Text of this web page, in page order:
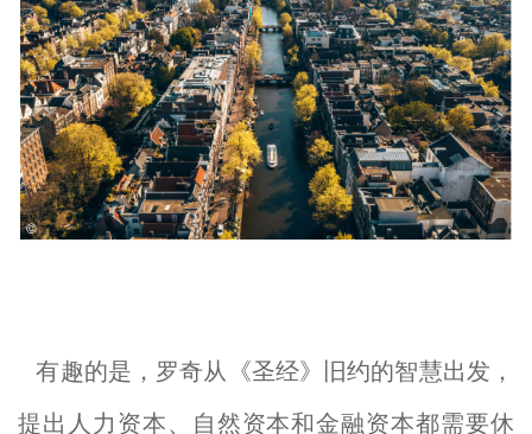
有趣的是，罗奇从《圣经》旧约的智慧出发，
提出人力资本、自然资本和金融资本都需要休